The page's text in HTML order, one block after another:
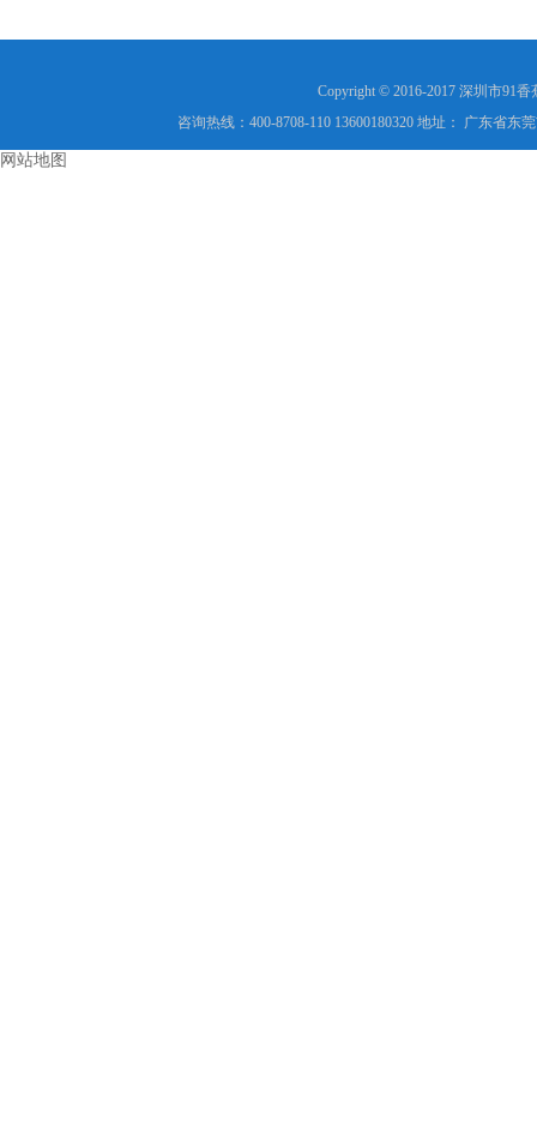
Copyright © 2016-2017 深圳市91
咨询热线：400-8708-110 13600180320 地址： 广东省
网站地图